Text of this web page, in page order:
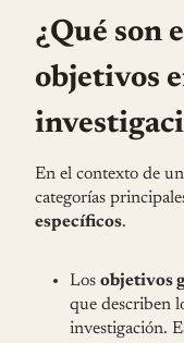
¿Qué son
objetivos
En el contexto de
categorías
específicos.
Los objetivos
que describen
investigación.